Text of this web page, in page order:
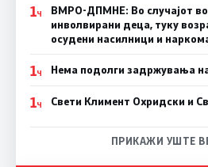
1Ч
ВМРО-ДПМНЕ: Во случајот во
инволвирани деца, туку
осудени насилници и
1Ч Нема подолги задржувања
1Ч Свети Климент Охридски и
ПРИКАЖИ УШТЕ